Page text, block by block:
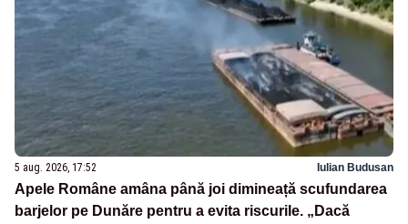
5 aug. 2026, 17:52 Iulian Budusan
Apele Române amâna până joi dimineață scufundarea
barjelor pe Dunăre pentru a evita riscurile. „Dacă